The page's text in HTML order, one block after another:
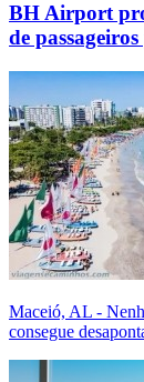
BH Airport
de
Maceió, AL -
consegue